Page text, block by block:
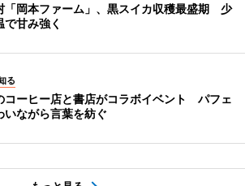
「岡本ファーム」、黒スイカ収穫最盛期 少
で甘み強く
る
コーヒー店と書店がコラボイベント パフェ
いながら言葉を紡ぐ